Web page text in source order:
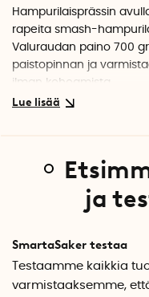
Hampurilaisprässin
rapeita smash-
Valuraudan paino 700
paistopinnan ja
ilman kohoamista.
kullanruskeaksi,
paremmasta
Ruotsissa valmistettu
Lurstan
kierrätettyä ruotsalaista
SmartaSaker testaa
Testaamme kaikkia
varmistaaksemme,
ja